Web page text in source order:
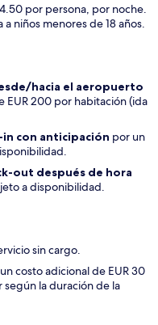
por persona, por noche.
niños menores de 18 años.
hacia el aeropuerto
EUR 200 por habitación (ida
in con anticipación por un
out después de hora
a disponibilidad.
sin cargo.
costo adicional de EUR 30
la duración de la